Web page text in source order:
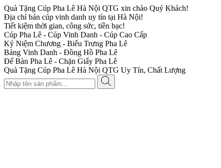
Quà Tặng Cúp Pha Lê Hà Nội QTG xin chào Quý Khách!
Địa chỉ bán cúp vinh danh uy tín tại Hà Nội!
Tiết kiệm thời gian, công sức, tiền bạc!
Cúp Pha Lê - Cúp Vinh Danh - Cúp Cao Cấp
Kỷ Niệm Chương - Biểu Trưng Pha Lê
Bảng Vinh Danh - Đồng Hồ Pha Lê
Để Bàn Pha Lê - Chặn Giấy Pha Lê
Quà Tặng Cúp Pha Lê Hà Nội QTG Uy Tín, Chất Lượng